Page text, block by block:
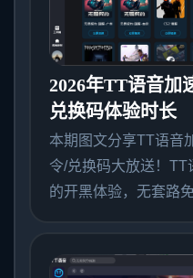
2026年TT语音加
兑换码体验时长
本期图文分享TT语音
令/兑换码大放送！
的开黑体验，无套路